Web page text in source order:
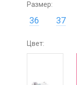
Размер:
36 37
Цвет: